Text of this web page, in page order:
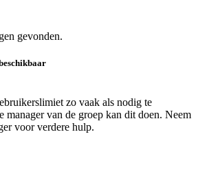
gevonden.
zo vaak als nodig te
manager van de groep kan dit doen. Neem
voor verdere hulp.